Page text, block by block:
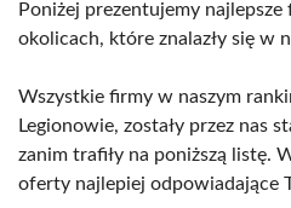
Poniżej prezentujemy
okolicach, które znalazły się w
Wszystkie firmy w naszym
Legionowie, zostały przez nas
zanim trafiły na poniższą listę.
oferty najlepiej odpowiadające